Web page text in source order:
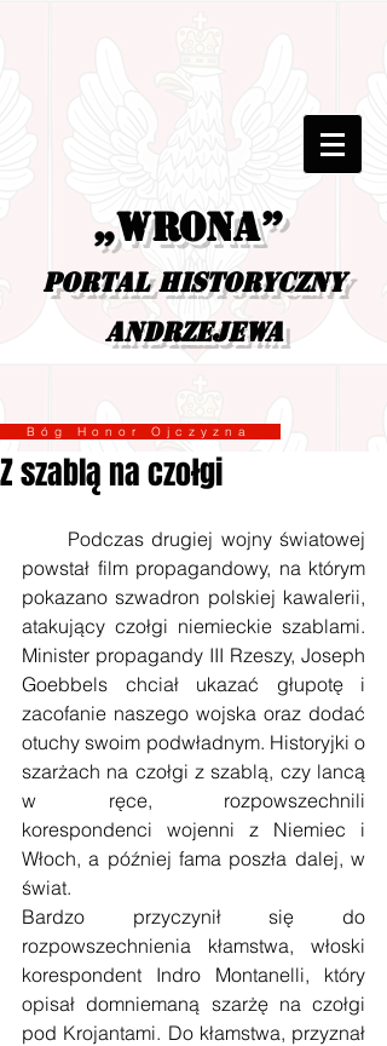
„Wrona”
portal historyczny
Andrzejewa
Honor Ojczyzna
Z szablą na czołgi
powstał film propagandowy, na którym
pokazano szwadron polskiej kawalerii,
atakujący czołgi niemieckie szablami.
Minister propagandy III Rzeszy, Joseph
Goebbels chciał ukazać głupotę i
zacofanie naszego wojska oraz dodać
otuchy swoim podwładnym. Historyjki o
szarżach na czołgi z szablą, czy lancą
w ręce, rozpowszechnili
korespondenci wojenni z Niemiec i
Włoch, a później fama poszła dalej, w
świat.
Bardzo przyczynił się do
rozpowszechnienia kłamstwa, włoski
korespondent Indro Montanelli, który
opisał domniemaną szarżę na czołgi
pod Krojantami. Do kłamstwa, przyznał